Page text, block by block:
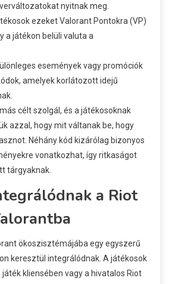
nyitnak meg.
ezeket Valorant Pontokra (VP)
a játékon belüli valuta a
események vagy promóciók
amelyek korlátozott idejű
célt szolgál, és a játékosoknak
azzal, hogy mit váltanak be, hogy
Néhány kód kizárólag bizonyos
vonatkozhat, így ritkaságot
tárgyaknak.
a Riot
ökoszisztémájába egy egyszerű
keresztül integrálódnak. A játékosok
kliensében vagy a hivatalos Riot